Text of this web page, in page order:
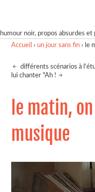
humour noir, propos absurdes et
Accueil ›un jour sans fin › le
différents scénarios à
lui chanter "Ah !
le matin,
musique